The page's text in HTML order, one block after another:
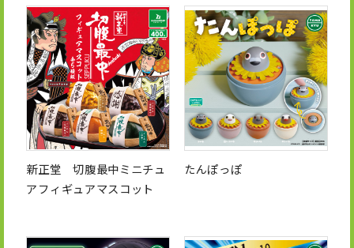
新正堂 切腹最中ミニチュ
アフィギュアマスコット
たんぽっぽ